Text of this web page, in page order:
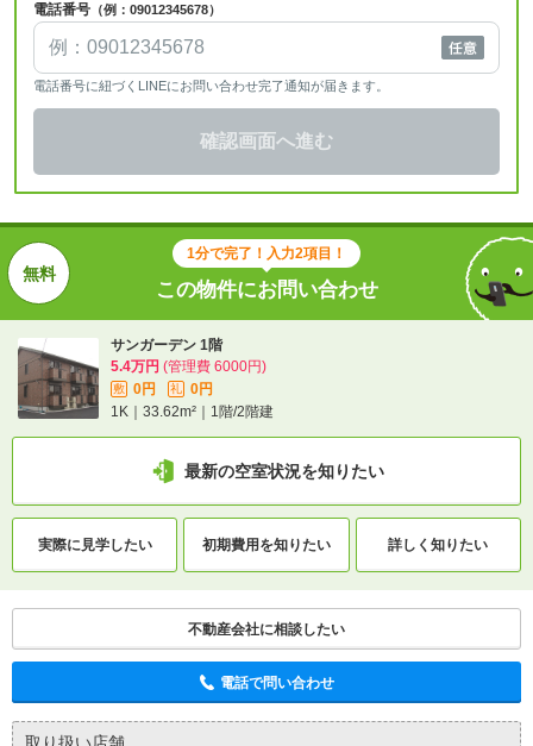
電話番号 （例：09012345678）
電話番号に紐づくLINEにお問い合わせ完了通知が届きます。
確認画面へ進む
1分で完了！入力2項目！
この物件にお問い合わせ
サンガーデン 1階
5.4万円 (管理費 6000円)
敷 0円 礼
0円
1K｜33.62m²｜1階/2階建
最新の空室状況を知りたい
実際に見学したい 初期費用を知りたい 詳しく知りたい
不動産会社に相談したい
電話で問い合わせ